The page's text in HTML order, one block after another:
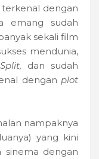
terkenal dengan
emang sudah
sekali film
mendunia,
dan sudah
denganplot
nampaknya
yang kini
dengan